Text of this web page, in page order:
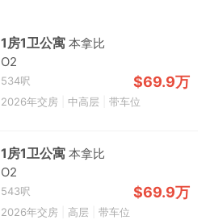
1房1卫公寓本拿比
O2
534呎 $69.9万
2026年交房 中高层 带车位
1房1卫公寓本拿比
O2
543呎 $69.9万
2026年交房 高层 带车位